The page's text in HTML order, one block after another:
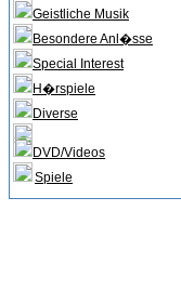
Geistliche Musik
Besondere Anl�sse
Special Interest
H�rspiele
Diverse
DVD/Videos
Spiele